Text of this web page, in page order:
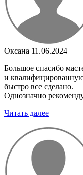
Оксана 11.06.2024
Большое спасибо
и
быстро все сделано.
Однозначно
Читать далее